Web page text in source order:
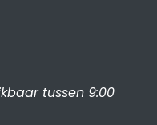
tussen 9:00